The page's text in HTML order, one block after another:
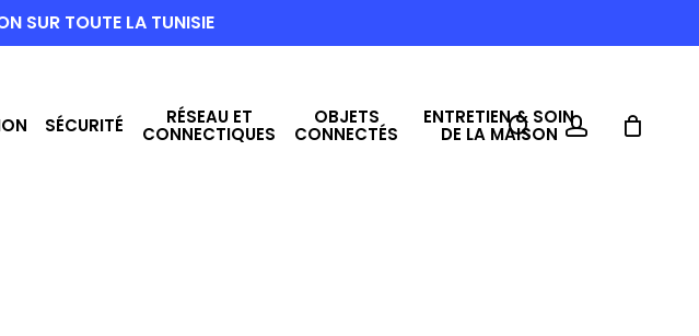
SUR TOUTE LA TUNISIE
SÉCURITÉ RÉSEAU ET
CONNECTIQUES
OBJETS
CONNECTÉS
ENTRETIEN & SOIN
DE LA MAISONsearchaccount